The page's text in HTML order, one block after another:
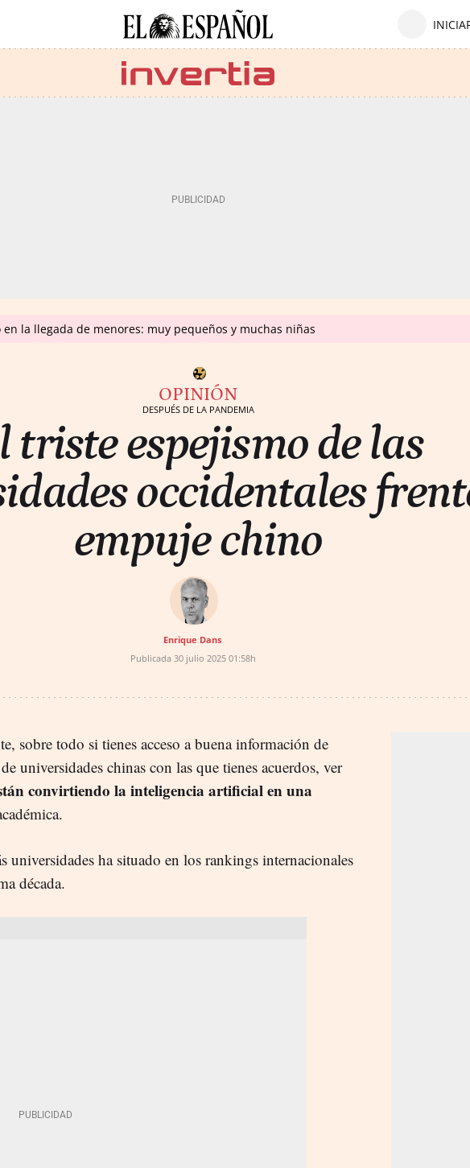
la llegada de menores: muy pequeños y muchas niñas
OPINIÓN
DESPUÉS DE LA PANDEMIA
triste espejismo de las
occidentales
empuje chino
Enrique Dans
Publicada 30 julio 2025 01:58h
sobre todo si tienes acceso a buena información de
universidades chinas con las que tienes acuerdos, ver
convirtiendo la inteligencia artificial en una
universidades ha situado en los rankings internacionales
década.